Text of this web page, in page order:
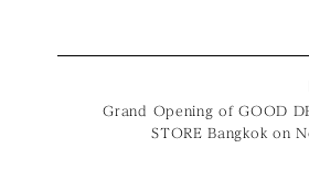
Grand Opening of GOOD
STORE Bangkok on